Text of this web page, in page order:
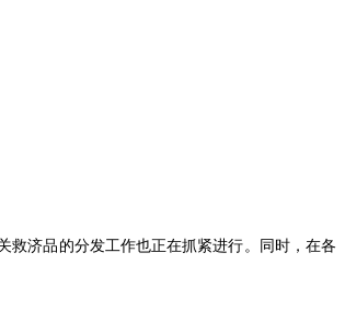
救济品的分发工作也正在抓紧进行。同时，在各